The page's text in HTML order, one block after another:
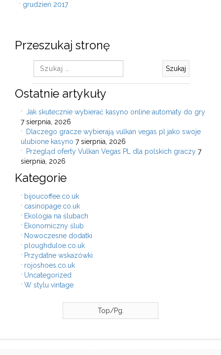
grudzień 2017
Przeszukaj stronę
Szukaj:
Ostatnie artykuły
Jak skutecznie wybierać kasyno online automaty do gry
7 sierpnia, 2026
Dlaczego gracze wybierają vulkan vegas pl jako swoje
ulubione kasyno 7 sierpnia, 2026
Przegląd oferty Vulkan Vegas PL dla polskich graczy 7
sierpnia, 2026
Kategorie
bijoucoffee.co.uk
casinopage.co.uk
Ekologia na ślubach
Ekonomiczny ślub
Nowoczesne dodatki
ploughduloe.co.uk
Przydatne wskazówki
rojoshoes.co.uk
Uncategorized
W stylu vintage
Top/Pg.